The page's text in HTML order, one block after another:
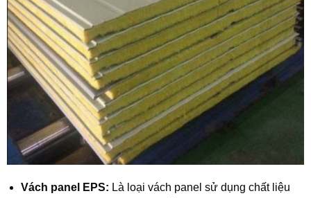
Vách panel EPS: Là loại vách panel sử dụng chất liệu